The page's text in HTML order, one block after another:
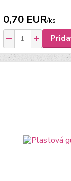
0,70 EUR/ks